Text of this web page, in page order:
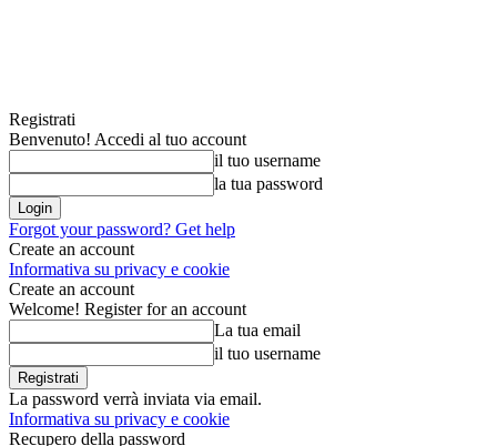
Registrati
Benvenuto! Accedi al tuo account
il tuo username
la tua password
Forgot your password? Get help
Create an account
Informativa su privacy e cookie
Create an account
Welcome! Register for an account
La tua email
il tuo username
La password verrà inviata via email.
Informativa su privacy e cookie
Recupero della password